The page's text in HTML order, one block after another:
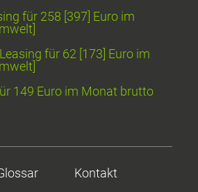
für 258 [397] Euro im
für 62 [173] Euro im
149 Euro im Monat brutto
Kontakt